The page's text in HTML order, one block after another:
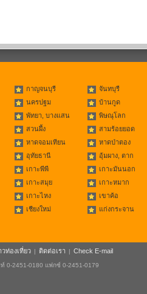
กาญจนบุรี
จันทบุรี
นครปฐม
บ้านกูด
พัทยา, บางแสน
พิษณุโลก
สวนผึ้ง
สามร้อยยอด
หาดจอมเทียน
หาดป่าตอง
อุทัยธานี
อุ้มผาง, ตาก
เกาะพีพี
เกาะมันนอก
เกาะสมุย
เกาะหมาก
เกาะไหง
เขาค้อ
เชียงใหม่
แก่งกระจาน
ท่องเที่ยว | ติดต่อเรา | Check E-mail
0-2451-0180 แฟกซ์ 0-2451-0179